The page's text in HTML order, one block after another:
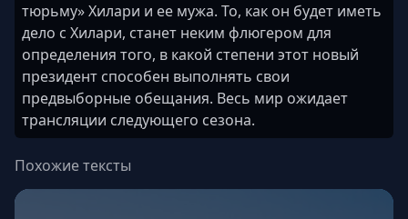
тюрьму» Хилари и ее мужа. То, как он будет иметь
дело с Хилари, станет неким флюгером для
определения того, в какой степени этот новый
президент способен выполнять свои
предвыборные обещания. Весь мир ожидает
трансляции следующего сезона.
Похожие тексты